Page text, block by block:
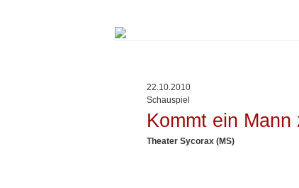
zum
22.10.2010
Schauspiel
Kommt ein Mann
Theater Sycorax (MS)